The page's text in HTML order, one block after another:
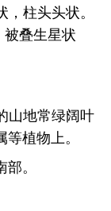
柱头头状。
叠生星状
山地常绿阔叶
植物上。
。